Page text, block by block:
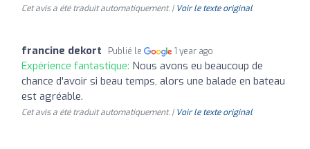
Cet avis a été traduit automatiquement. | Voir le texte original
francine dekort Publié le 1 year ago
Expérience fantastique: Nous avons eu beaucoup de
chance d'avoir si beau temps, alors une balade en bateau
est agréable.
Cet avis a été traduit automatiquement. | Voir le texte original